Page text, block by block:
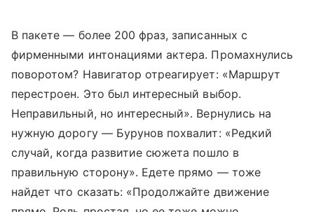
В пакете — более 200 фраз, записанных с
фирменными интонациями актера. Промахнулись
поворотом? Навигатор отреагирует: «Маршрут
перестроен. Это был интересный выбор.
Неправильный, но интересный». Вернулись на
нужную дорогу — Бурунов похвалит: «Редкий
случай, когда развитие сюжета пошло в
правильную сторону». Едете прямо — тоже
найдет что сказать: «Продолжайте движение